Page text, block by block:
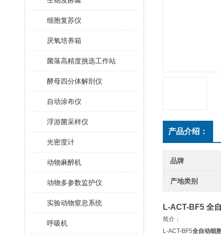
细胞复苏仪
厌氧培养箱
菌落高精度挑选工作站
酵母四分体解剖仪
自动涂布仪
浮游菌采样仪
光密度计
动物麻醉机
动物多参数监护仪
实验动物窒息系统
呼吸机
产品介绍：
品牌
产地类别
L-ACT-BF5 全
简介：
L-ACT-BF5全自动细